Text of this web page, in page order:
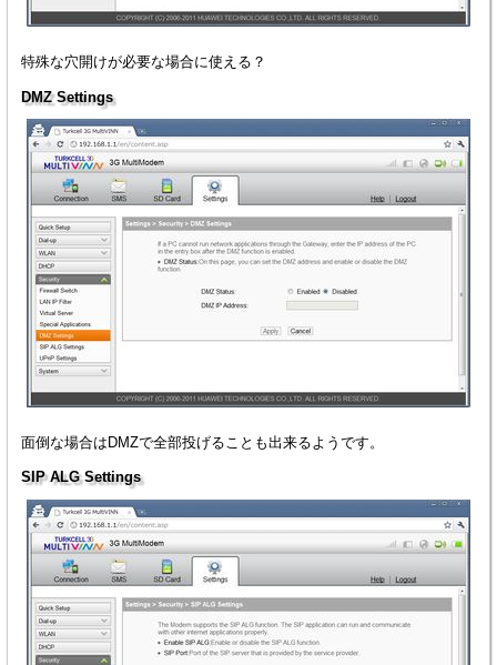
特殊な穴開けが必要な場合に使える？
DMZ Settings
面倒な場合はDMZで全部投げることも出来るようです。
SIP ALG Settings